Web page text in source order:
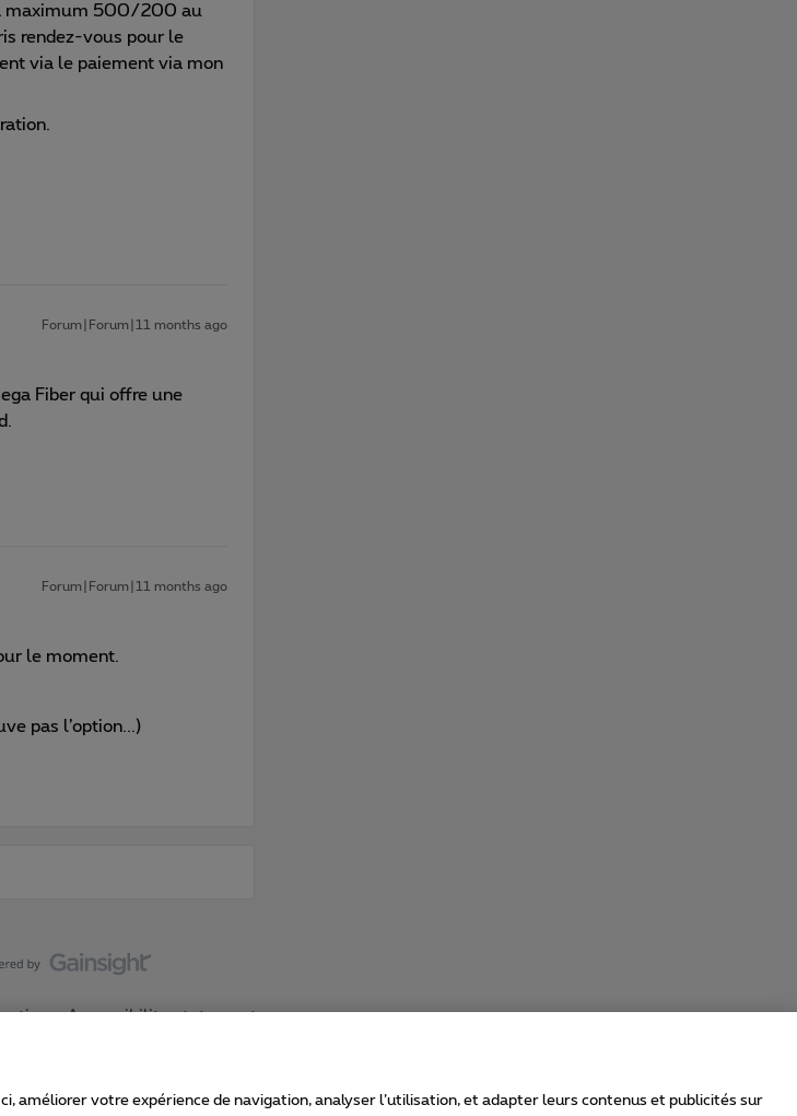
maximum 500/200 au
rendez-vous pour le
via le paiement via mon
Forum|Forum|11 months ago
Fiber qui offre une
Forum|Forum|11 months ago
le moment.
pas l’option...)
Accessibility statement
améliorer votre expérience de navigation, analyser l’utilisation, et adapter leurs contenus et publicités sur